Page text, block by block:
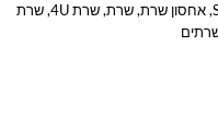
,אחסון שרת,שרת,שרת 4U ,שרת